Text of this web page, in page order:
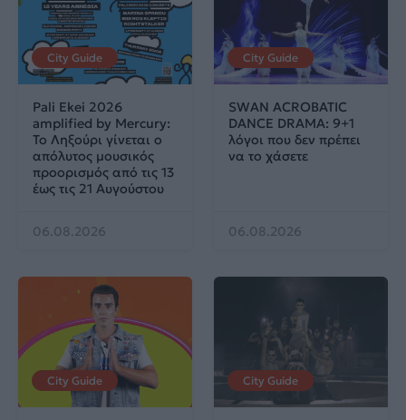
City Guide
Pali Ekei 2026
amplified by Mercury:
Το Ληξούρι γίνεται ο
απόλυτος μουσικός
προορισμός από τις 13
έως τις 21 Αυγούστου
06.08.2026
City Guide
SWAN ACROBATIC
DANCE DRAMA: 9+1
λόγοι που δεν πρέπει
να το χάσετε
06.08.2026
City Guide City Guide